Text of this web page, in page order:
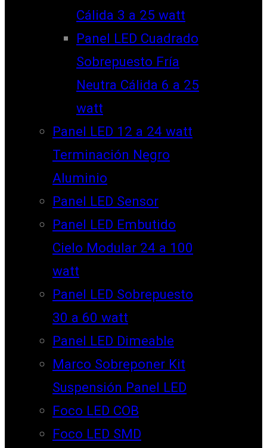
Cálida 3 a 25 watt
Panel LED Cuadrado
Sobrepuesto Fría
Neutra Cálida 6 a 25
watt
Panel LED 12 a 24 watt
Terminación Negro
Aluminio
Panel LED Sensor
Panel LED Embutido
Cielo Modular 24 a 100
watt
Panel LED Sobrepuesto
30 a 60 watt
Panel LED Dimeable
Marco Sobreponer Kit
Suspensión Panel LED
Foco LED COB
Foco LED SMD